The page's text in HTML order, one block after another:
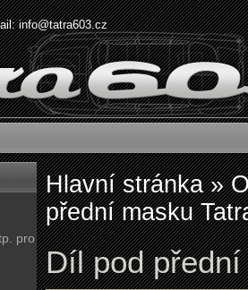
info@tatra603.cz
pro
Hlavní stránka»
přední masku
Díl pod